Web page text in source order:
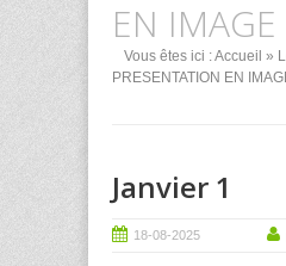
EN IMAGE
Vous êtes ici :Accueil »
PRESENTATION EN
Janvier 1
18-08-2025